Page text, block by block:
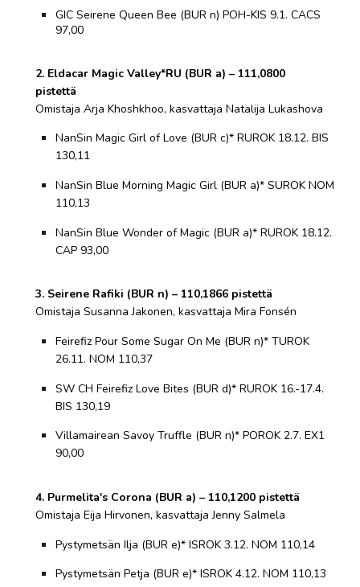
GIC Seirene Queen Bee (BUR n) POH-KIS 9.1. CACS
97,00
2. Eldacar Magic Valley*RU (BUR a) – 111,0800
pistettä
Omistaja Arja Khoshkhoo, kasvattaja Natalija Lukashova
NanSin Magic Girl of Love (BUR c)* RUROK 18.12. BIS
130,11
NanSin Blue Morning Magic Girl (BUR a)* SUROK NOM
110,13
NanSin Blue Wonder of Magic (BUR a)* RUROK 18.12.
CAP 93,00
3. Seirene Rafiki (BUR n) – 110,1866 pistettä
Omistaja Susanna Jakonen, kasvattaja Mira Fonsén
Feirefiz Pour Some Sugar On Me (BUR n)* TUROK
26.11. NOM 110,37
SW CH Feirefiz Love Bites (BUR d)* RUROK 16.-17.4.
BIS 130,19
Villamairean Savoy Truffle (BUR n)* POROK 2.7. EX1
90,00
4. Purmelita's Corona (BUR a) – 110,1200 pistettä
Omistaja Eija Hirvonen, kasvattaja Jenny Salmela
Pystymetsän Ilja (BUR e)* ISROK 3.12. NOM 110,14
Pystymetsän Petja (BUR e)* ISROK 4.12. NOM 110,13